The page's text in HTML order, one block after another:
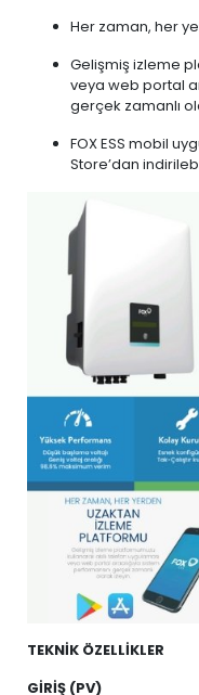
Her zaman, her
Gelişmiş izleme
veya web portal
gerçek zamanlı
FOX ESS mobil
Store’dan
TEKNİK ÖZELLİKLER
GİRİŞ (PV)